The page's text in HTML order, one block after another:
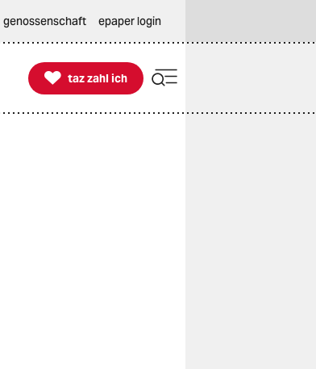
genossenschaft epaper login

taz zahl ich
taz zahl ich